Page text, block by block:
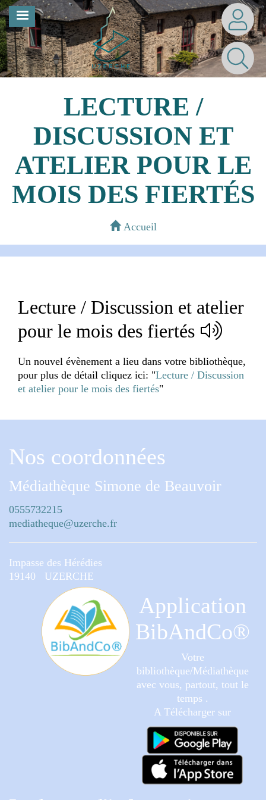
Aller
au
contenu
principal
MENU
LECTURE /
DISCUSSION ET
ATELIER POUR LE
MOIS DES FIERTÉS
Accueil
Lecture / Discussion et atelier
pour le mois des fiertés
Un nouvel évènement a lieu dans votre bibliothèque,
pour plus de détail cliquez ici: "Lecture / Discussion
et atelier pour le mois des fiertés"
Nos coordonnées
Médiathèque Simone de Beauvoir
0555732215
mediatheque@uzerche.fr
Impasse des Hérédies
19140 UZERCHE
Application
BibAndCo®
Votre
bibliothèque/Médiathèque
avec vous, partout, tout le
temps .
A Télécharger sur